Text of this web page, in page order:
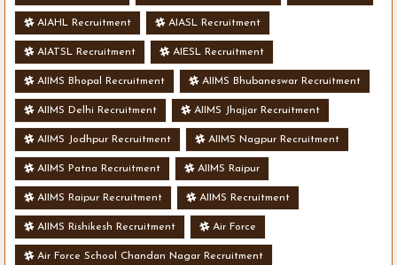
AIAHL Recruitment AIASL Recruitment
AIATSL Recruitment AIESL Recruitment
AIIMS Bhopal Recruitment AIIMS Bhubaneswar Recruitment
AIIMS Delhi Recruitment AIIMS Jhajjar Recruitment
AIIMS Jodhpur Recruitment AIIMS Nagpur Recruitment
AIIMS Patna Recruitment AIIMS Raipur
AIIMS Raipur Recruitment AIIMS Recruitment
AIIMS Rishikesh Recruitment Air Force
Air Force School Chandan Nagar Recruitment